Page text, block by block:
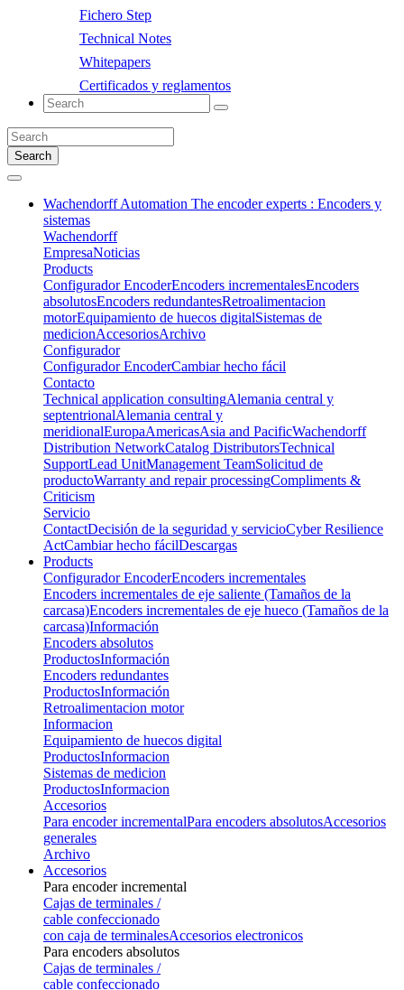
Fichero Step
Technical Notes
Whitepapers
Certificados y reglamentos
Search
Wachendorff Automation The encoder experts : Encoders y
sistemas
Wachendorff
EmpresaNoticias
Products
Configurador EncoderEncoders incrementalesEncoders
absolutosEncoders redundantesRetroalimentacion
motorEquipamiento de huecos digitalSistemas de
medicionAccesoriosArchivo
Configurador
Configurador EncoderCambiar hecho fácil
Contacto
Technical application consultingAlemania central y
septentrionalAlemania central y
meridionalEuropaAmericasAsia and PacificWachendorff
Distribution NetworkCatalog DistributorsTechnical
SupportLead UnitManagement TeamSolicitud de
productoWarranty and repair processingCompliments &
Criticism
Servicio
ContactDecisión de la seguridad y servicioCyber Resilience
ActCambiar hecho fácilDescargas
Products
Configurador EncoderEncoders incrementales
Encoders incrementales de eje saliente (Tamaños de la
carcasa)Encoders incrementales de eje hueco (Tamaños de la
carcasa)Información
Encoders absolutos
ProductosInformación
Encoders redundantes
ProductosInformación
Retroalimentacion motor
Informacion
Equipamiento de huecos digital
ProductosInformacion
Sistemas de medicion
ProductosInformacion
Accesorios
Para encoder incrementalPara encoders absolutosAccesorios
generales
Archivo
Accesorios
Para encoder incremental
Cajas de terminales /
cable confeccionado
con caja de terminalesAccesorios electronicos
Para encoders absolutos
Cajas de terminales /
cable confeccionado